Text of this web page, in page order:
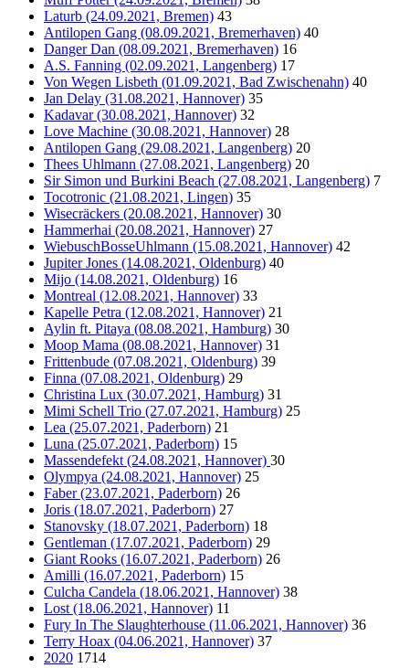
Laturb (24.09.2021, Bremen) 43
Antilopen Gang (08.09.2021, Bremerhaven) 40
Danger Dan (08.09.2021, Bremerhaven) 16
A.S. Fanning (02.09.2021, Langenberg) 17
Von Wegen Lisbeth (01.09.2021, Bad Zwischenahn) 40
Jan Delay (31.08.2021, Hannover) 35
Kadavar (30.08.2021, Hannover) 32
Love Machine (30.08.2021, Hannover) 28
Antilopen Gang (29.08.2021, Langenberg) 20
Thees Uhlmann (27.08.2021, Langenberg) 20
Sir Simon und Burkini Beach (27.08.2021, Langenberg) 7
Tocotronic (21.08.2021, Lingen) 35
Wisecräckers (20.08.2021, Hannover) 30
Hammerhai (20.08.2021, Hannover) 27
WiebuschBosseUhlmann (15.08.2021, Hannover) 42
Jupiter Jones (14.08.2021, Oldenburg) 40
Mijo (14.08.2021, Oldenburg) 16
Montreal (12.08.2021, Hannover) 33
Kapelle Petra (12.08.2021, Hannover) 21
Aylin ft. Pitaya (08.08.2021, Hamburg) 30
Moop Mama (08.08.2021, Hannover) 31
Frittenbude (07.08.2021, Oldenburg) 39
Finna (07.08.2021, Oldenburg) 29
Christina Lux (30.07.2021, Hamburg) 31
Mimi Schell Trio (27.07.2021, Hamburg) 25
Lea (25.07.2021, Paderborn) 21
Luna (25.07.2021, Paderborn) 15
Massendefekt (24.08.2021, Hannover) 30
Olympya (24.08.2021, Hannover) 25
Faber (23.07.2021, Paderborn) 26
Joris (18.07.2021, Paderborn) 27
Stanovsky (18.07.2021, Paderborn) 18
Gentleman (17.07.2021, Paderborn) 29
Giant Rooks (16.07.2021, Paderborn) 26
Amilli (16.07.2021, Paderborn) 15
Culcha Candela (18.06.2021, Hannover) 38
Lost (18.06.2021, Hannover) 11
Fury In The Slaughterhouse (11.06.2021, Hannover) 36
Terry Hoax (04.06.2021, Hannover) 37
2020 1714